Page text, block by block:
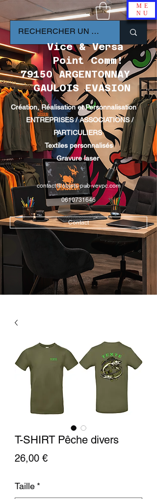
ME
NU
Vice & Versa
Point Comm!
79150 ARGENTONNAY
GAULOIS EVASION
Création, Réalisation et Personnalisation
ENTREPRISES / ASSOCIATIONS /
PARTICULIERS
Textiles personnalisés
Gravure laser
contact@objets-pub-vevpc.com
0610731646
Contact
T-SHIRT Pêche divers
26,00 €Prix
Taille *